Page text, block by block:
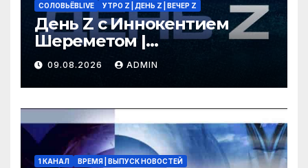
СОЛОВЬЁВLIVE УТРО Z | ДЕНЬ Z | ВЕЧЕР Z
День Z с Иннокентием
Шереметом |
СОЛОВЬЁВLIVE | 9 августа
2026 года
09.08.2026 ADMIN
1 КАНАЛ ВРЕМЯ | ВЫПУСК НОВОСТЕЙ